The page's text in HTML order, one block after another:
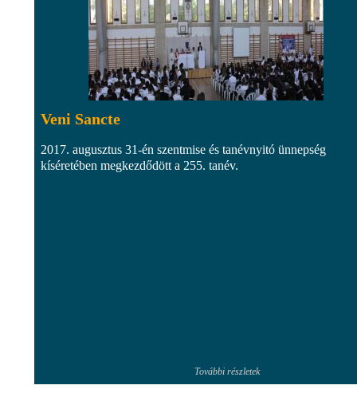
Veni Sancte
2017. augusztus 31-én szentmise és tanévnyitó ünnepség
kíséretében megkezdődött a 255. tanév.
További részletek